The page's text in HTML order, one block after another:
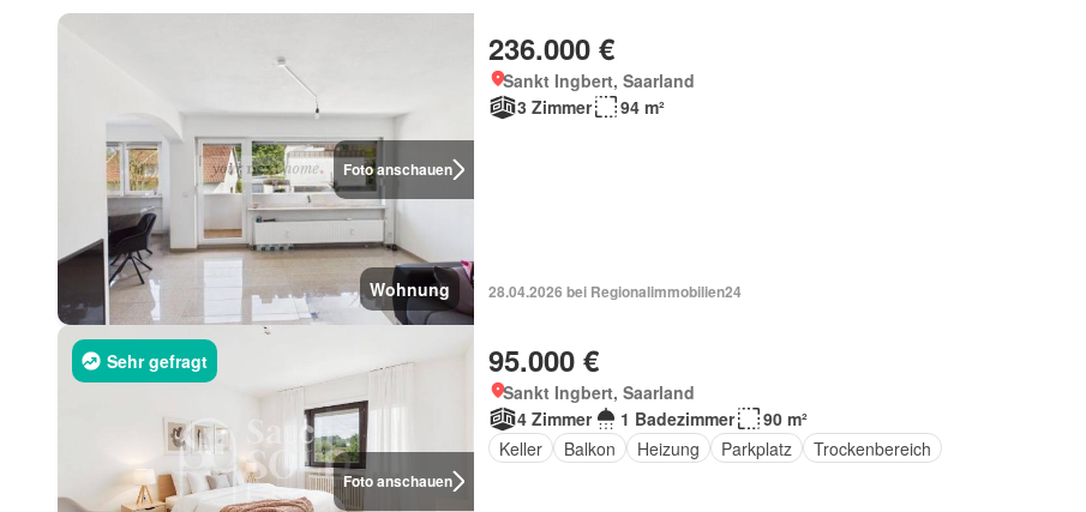
Foto anschauen
Wohnung
236.000 €
Sankt Ingbert, Saarland
3 Zimmer
94 m²
28.04.2026 bei Regionalimmobilien24
Foto anschauen
Sehr gefragt 95.000 €
Sankt Ingbert, Saarland
4 Zimmer
1 Badezimmer
90 m²
Keller
Balkon Heizung Parkplatz Trockenbereich